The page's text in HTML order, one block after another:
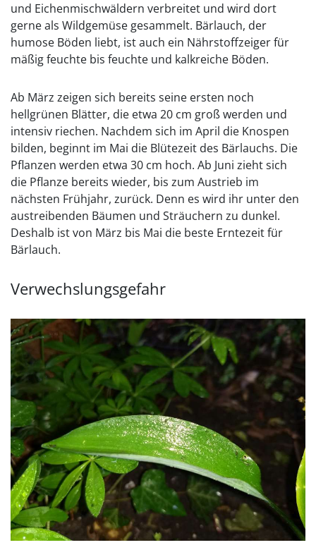
und Eichenmischwäldern verbreitet und wird dort
gerne als Wildgemüse gesammelt. Bärlauch, der
humose Böden liebt, ist auch ein Nährstoffzeiger für
mäßig feuchte bis feuchte und kalkreiche Böden.
Ab März zeigen sich bereits seine ersten noch
hellgrünen Blätter, die etwa 20 cm groß werden und
intensiv riechen. Nachdem sich im April die Knospen
bilden, beginnt im Mai die Blütezeit des Bärlauchs. Die
Pflanzen werden etwa 30 cm hoch. Ab Juni zieht sich
die Pflanze bereits wieder, bis zum Austrieb im
nächsten Frühjahr, zurück. Denn es wird ihr unter den
austreibenden Bäumen und Sträuchern zu dunkel.
Deshalb ist von März bis Mai die beste Erntezeit für
Bärlauch.
Verwechslungsgefahr